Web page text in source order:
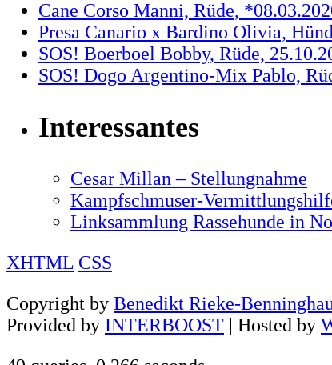
Cane Corso Manni, Rüde,
Presa Canario x Bardino Olivia,
SOS! Boerboel Bobby, Rüde,
SOS! Dogo Argentino-Mix Pablo,
Interessantes
Cesar Millan – Stellungnahme
Kampfschmuser-
Linksammlung Rassehunde in
XHTML CSS
Copyright by Benedikt Rieke-
Provided by INTERBOOST | Hosted by